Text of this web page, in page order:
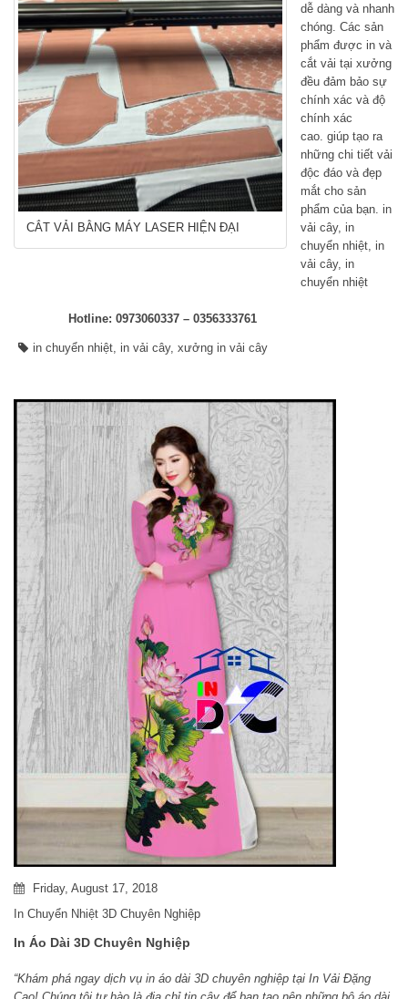
CẮT VẢI BẰNG MÁY LASER HIỆN ĐẠI
dễ dàng và nhanh
chóng. Các sản
phẩm được in và
cắt vải tại xưởng
đều đảm bảo sự
chính xác và độ
chính xác
cao. giúp tạo ra
những chi tiết vải
độc đáo và đẹp
mắt cho sản
phẩm của bạn. in
vải cây, in
chuyển nhiệt, in
vải cây, in
chuyển nhiệt
Hotline: 0973060337 – 0356333761
in chuyển nhiệt in vải cây, xưởng in vải cây
Friday, August 17, 2018
In Chuyển Nhiệt 3D Chuyên Nghiệp
In Áo Dài 3D Chuyên Nghiệp
“Khám phá ngay dịch vụ in áo dài 3D chuyên nghiệp tại In Vải Đặng